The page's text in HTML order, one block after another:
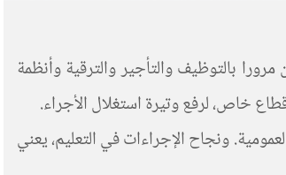
بالتوظيف والتأجير والترقية وأنظمة
خاص، لرفع وتيرة استغلال الأجراء.
ونجاح الإجراءات في التعليم، يعني